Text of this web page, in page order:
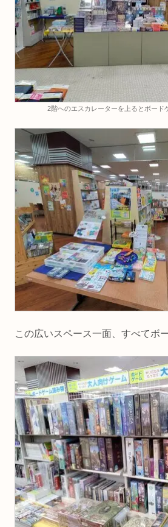
2階へのエスカレーターを上るとボード
この広いスペース一面、すべてボ